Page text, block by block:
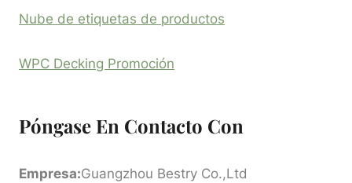
Nube de etiquetas de productos
WPC Decking Promoción
Póngase En Contacto Con
Empresa:Guangzhou Bestry Co.,Ltd